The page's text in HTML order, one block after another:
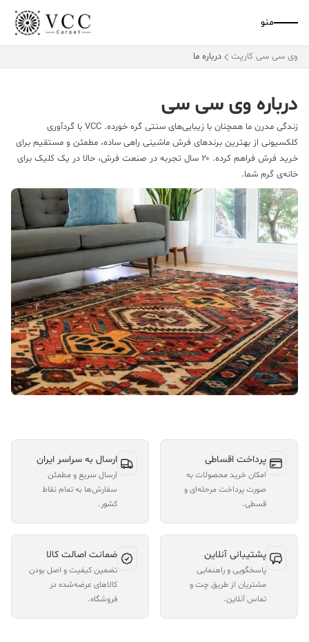
منو
وی سی سی کارپت درباره ما
درباره وی سی سی
زندگی مدرن ما همچنان با زیبایی‌های سنتی گره خورده. VCC با گردآوری
کلکسیونی از بهترین برندهای فرش ماشینی راهی ساده، مطمئن و مستقیم برای
خرید فرش فراهم کرده. ۲۰ سال تجربه در صنعت فرش، حالا در یک کلیک برای
خانه‌ی گرم شما.
پرداخت اقساطی
امکان خرید محصولات به
صورت پرداخت مرحله‌ای و
قسطی.
ارسال به سراسر ایران
ارسال سریع و مطمئن
سفارش‌ها به تمام نقاط
کشور.
پشتیبانی آنلاین
پاسخگویی و راهنمایی
مشتریان از طریق چت و
تماس آنلاین.
ضمانت اصالت کالا
تضمین کیفیت و اصل بودن
کالاهای عرضه‌شده در
فروشگاه.